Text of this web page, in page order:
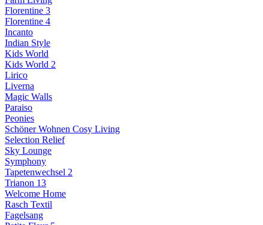
Florentine 3
Florentine 4
Incanto
Indian Style
Kids World
Kids World 2
Lirico
Liverna
Magic Walls
Paraiso
Peonies
Schöner Wohnen Cosy Living
Selection Relief
Sky Lounge
Symphony
Tapetenwechsel 2
Trianon 13
Welcome Home
Rasch Textil
Fagelsang